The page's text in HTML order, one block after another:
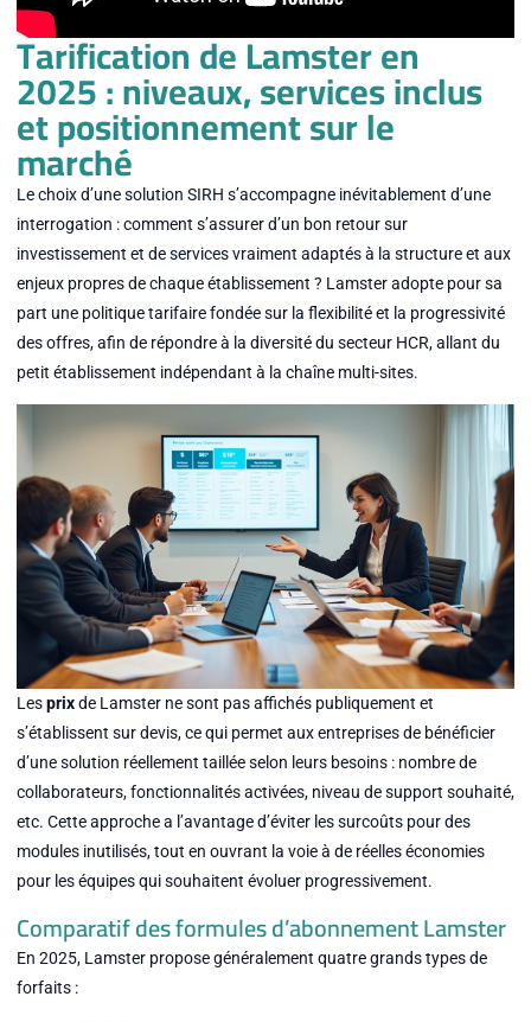
Tarification de Lamster en
2025 : niveaux, services inclus
et positionnement sur le
marché
Le choix d’une solution SIRH s’accompagne inévitablement d’une
interrogation : comment s’assurer d’un bon retour sur
investissement et de services vraiment adaptés à la structure et aux
enjeux propres de chaque établissement ? Lamster adopte pour sa
part une politique tarifaire fondée sur la flexibilité et la progressivité
des offres, afin de répondre à la diversité du secteur HCR, allant du
petit établissement indépendant à la chaîne multi-sites.
Lesprixde Lamster ne sont pas affichés publiquement et
s’établissent sur devis, ce qui permet aux entreprises de bénéficier
d’une solution réellement taillée selon leurs besoins : nombre de
collaborateurs, fonctionnalités activées, niveau de support souhaité,
etc. Cette approche a l’avantage d’éviter les surcoûts pour des
modules inutilisés, tout en ouvrant la voie à de réelles économies
pour les équipes qui souhaitent évoluer progressivement.
Comparatif des formules d’abonnement Lamster
En 2025, Lamster propose généralement quatre grands types de
forfaits :